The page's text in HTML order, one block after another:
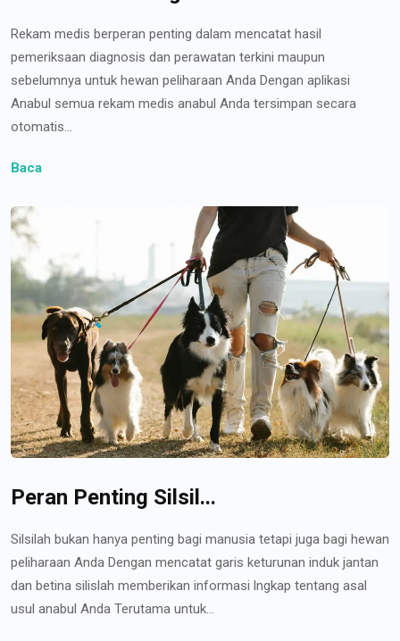
Rekam medis berperan penting dalam mencatat hasil
pemeriksaan diagnosis dan perawatan terkini maupun
sebelumnya untuk hewan peliharaan Anda Dengan aplikasi
Anabul semua rekam medis anabul Anda tersimpan secara
otomatis...
Baca
Peran Penting Silsil...
Silsilah bukan hanya penting bagi manusia tetapi juga bagi hewan
peliharaan Anda Dengan mencatat garis keturunan induk jantan
dan betina silislah memberikan informasi lngkap tentang asal
usul anabul Anda Terutama untuk...